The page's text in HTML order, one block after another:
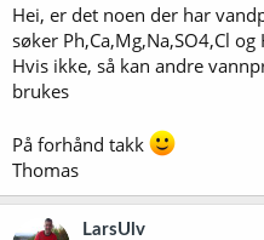
r
Hei, er det noen der har
søker Ph,Ca,Mg,Na,SO4,Cl og
Hvis ikke, så kan andre
brukes
På forhånd takk
Thomas
LarsUlv